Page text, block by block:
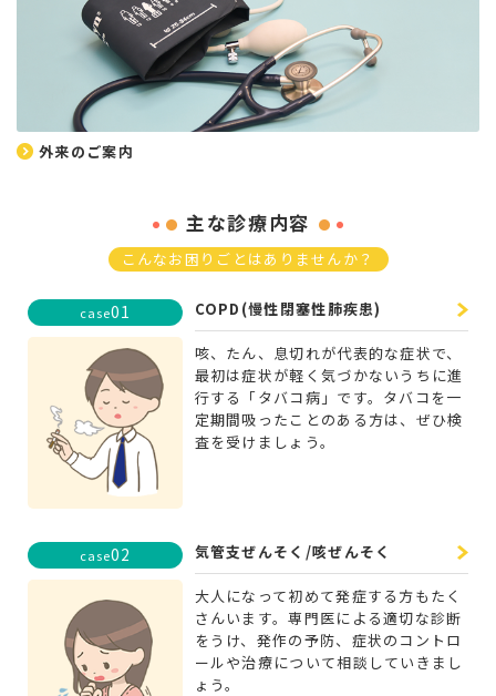
外来のご案内
主な診療内容
こんなお困りごとはありませんか？
case01 COPD(慢性閉塞性肺疾患)
咳、たん、息切れが代表的な症状で、
最初は症状が軽く気づかないうちに進
行する「タバコ病」です。タバコを一
定期間吸ったことのある方は、ぜひ検
査を受けましょう。
case02 気管支ぜんそく/咳ぜんそく
大人になって初めて発症する方もたく
さんいます。専門医による適切な診断
をうけ、発作の予防、症状のコントロ
ールや治療について相談していきまし
ょう。